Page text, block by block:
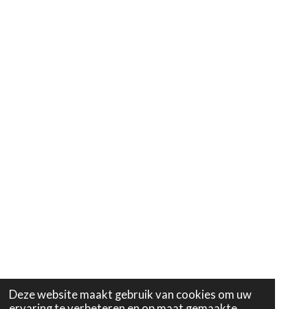
Deze website maakt gebruik van cookies om uw